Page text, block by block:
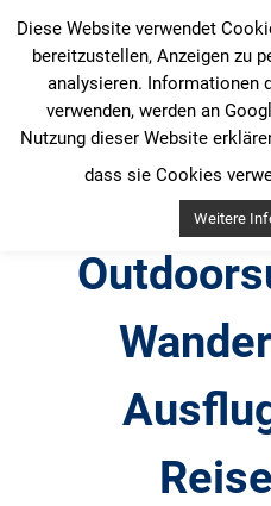
Inhalt
springen
Diese Website verwendet
bereitzustellen, Anzeigen zu
analysieren. Informationen
verwenden, werden an
Nutzung dieser Website
dass sie Cookies
Weitere